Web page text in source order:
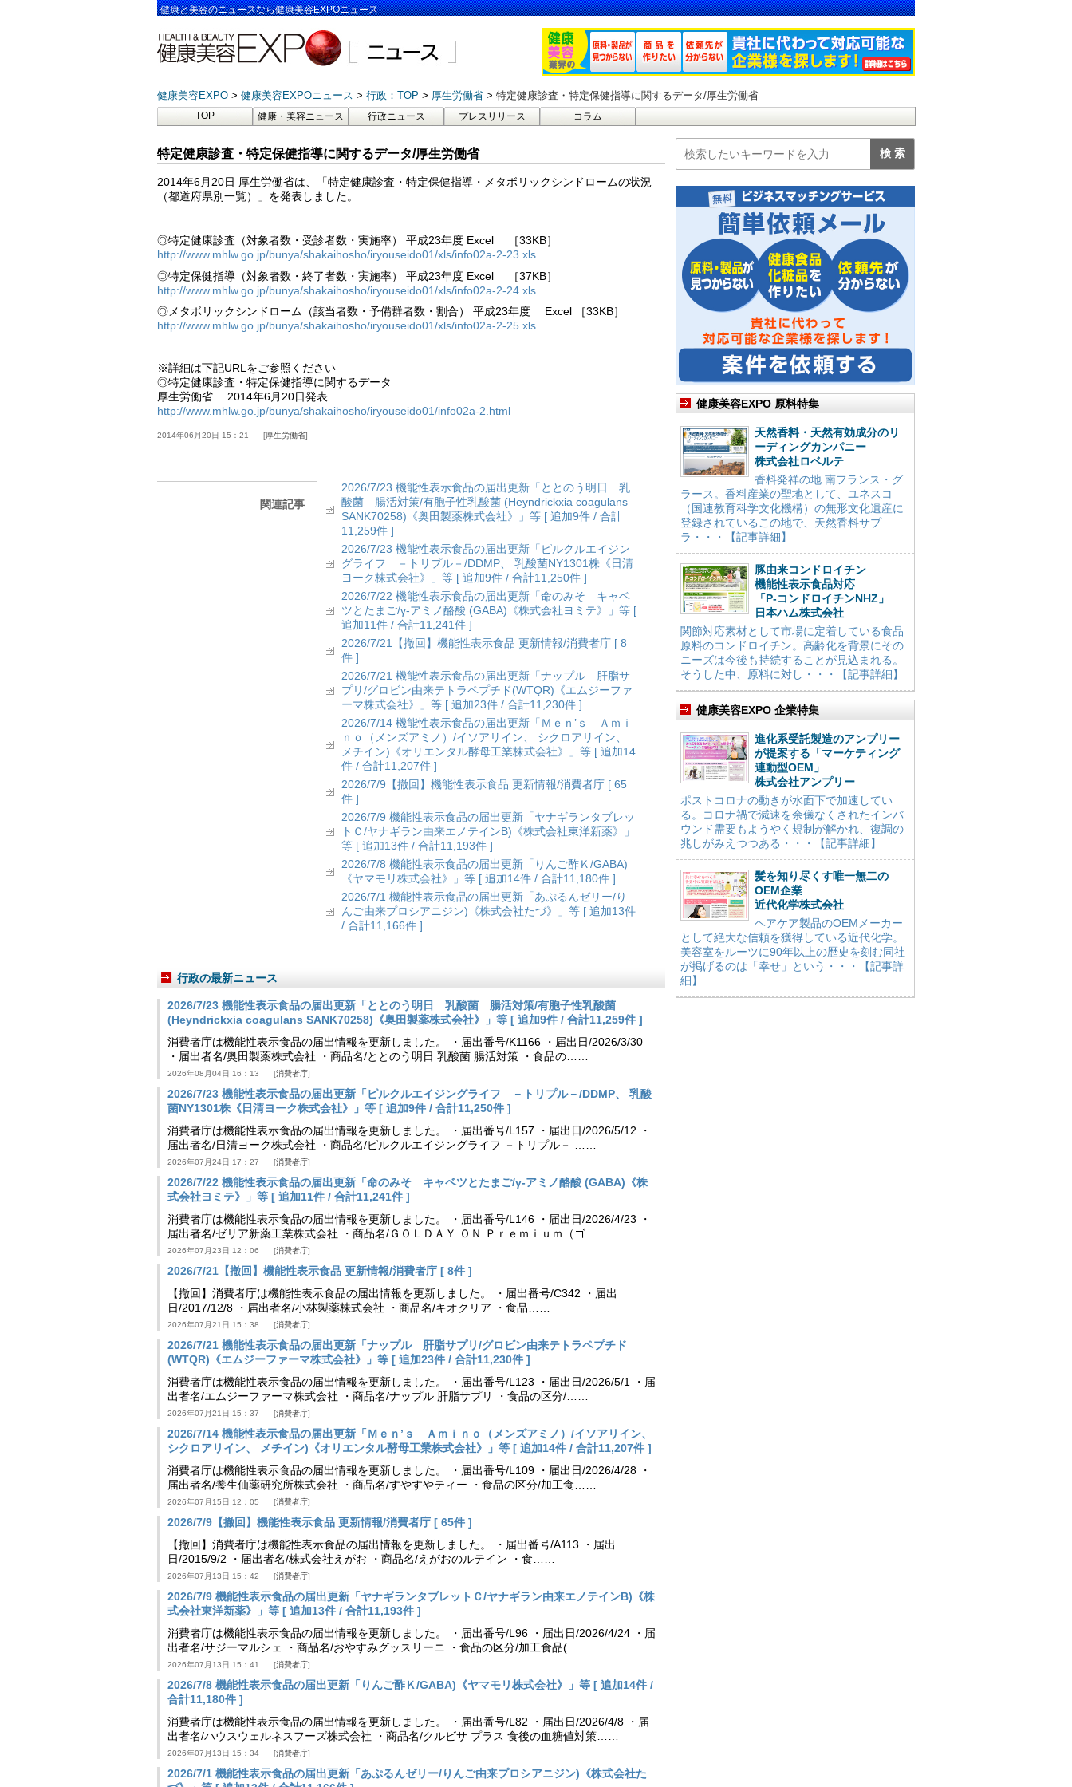
健康と美容のニュースなら健康美容EXPOニュース
健康美容EXPO 健康美容EXPOニュース 行政：TOP 厚生労働省 特定健康診査・特定保健指導に関するデータ/厚生労働省
TOP 健康・美容ニュース 行政ニュース プレスリリース コラム
特定健康診査・特定保健指導に関するデータ/厚生労働省
2014年6月20日 厚生労働省は、「特定健康診査・特定保健指導・メタボリックシンドロームの状況
（都道府県別一覧）」を発表しました。
◎特定健康診査（対象者数・受診者数・実施率） 平成23年度 Excel ［33KB］
http://www.mhlw.go.jp/bunya/shakaihosho/iryouseido01/xls/info02a-2-23.xls
◎特定保健指導（対象者数・終了者数・実施率） 平成23年度 Excel ［37KB］
http://www.mhlw.go.jp/bunya/shakaihosho/iryouseido01/xls/info02a-2-24.xls
◎メタボリックシンドローム（該当者数・予備群者数・割合） 平成23年度 Excel ［33KB］
http://www.mhlw.go.jp/bunya/shakaihosho/iryouseido01/xls/info02a-2-25.xls
※詳細は下記URLをご参照ください
◎特定健康診査・特定保健指導に関するデータ
厚生労働省 2014年6月20日発表
http://www.mhlw.go.jp/bunya/shakaihosho/iryouseido01/info02a-2.html
2014年06月20日 15：21 厚生労働省
関連記事
2026/7/23 機能性表示食品の届出更新「ととのう明日 乳
酸菌 腸活対策/有胞子性乳酸菌 (Heyndrickxia coagulans
SANK70258)《奥田製薬株式会社》」等 [ 追加9件 / 合計
11,259件 ]
2026/7/23 機能性表示食品の届出更新「ピルクルエイジン
グライフ －トリプル－/DDMP、 乳酸菌NY1301株《日清
ヨーク株式会社》」等 [ 追加9件 / 合計11,250件 ]
2026/7/22 機能性表示食品の届出更新「命のみそ キャベ
ツとたまご/γ-アミノ酪酸 (GABA)《株式会社ヨミテ》」等 [
追加11件 / 合計11,241件 ]
2026/7/21【撤回】機能性表示食品 更新情報/消費者庁 [ 8
件 ]
2026/7/21 機能性表示食品の届出更新「ナップル 肝脂サ
プリ/グロビン由来テトラペプチド(WTQR)《エムジーファ
ーマ株式会社》」等 [ 追加23件 / 合計11,230件 ]
2026/7/14 機能性表示食品の届出更新「Ｍｅｎ’ｓ Ａｍｉ
ｎｏ（メンズアミノ）/イソアリイン、 シクロアリイン、
メチイン)《オリエンタル酵母工業株式会社》」等 [ 追加14
件 / 合計11,207件 ]
2026/7/9【撤回】機能性表示食品 更新情報/消費者庁 [ 65
件 ]
2026/7/9 機能性表示食品の届出更新「ヤナギランタブレッ
トＣ/ヤナギラン由来エノテインB)《株式会社東洋新薬》」
等 [ 追加13件 / 合計11,193件 ]
2026/7/8 機能性表示食品の届出更新「りんご酢Ｋ/GABA)
《ヤマモリ株式会社》」等 [ 追加14件 / 合計11,180件 ]
2026/7/1 機能性表示食品の届出更新「あぷるんゼリー/り
んご由来プロシアニジン)《株式会社たづ》」等 [ 追加13件
/ 合計11,166件 ]
行政の最新ニュース
2026/7/23 機能性表示食品の届出更新「ととのう明日 乳酸菌 腸活対策/有胞子性乳酸菌
(Heyndrickxia coagulans SANK70258)《奥田製薬株式会社》」等 [ 追加9件 / 合計11,259件 ]
消費者庁は機能性表示食品の届出情報を更新しました。 ・届出番号/K1166 ・届出日/2026/3/30
・届出者名/奥田製薬株式会社 ・商品名/ととのう明日 乳酸菌 腸活対策 ・食品の……
2026年08月04日 16：13 消費者庁
2026/7/23 機能性表示食品の届出更新「ピルクルエイジングライフ －トリプル－/DDMP、 乳酸
菌NY1301株《日清ヨーク株式会社》」等 [ 追加9件 / 合計11,250件 ]
消費者庁は機能性表示食品の届出情報を更新しました。 ・届出番号/L157 ・届出日/2026/5/12 ・
届出者名/日清ヨーク株式会社 ・商品名/ピルクルエイジングライフ －トリプル－ ……
2026年07月24日 17：27 消費者庁
2026/7/22 機能性表示食品の届出更新「命のみそ キャベツとたまご/γ-アミノ酪酸 (GABA)《株
式会社ヨミテ》」等 [ 追加11件 / 合計11,241件 ]
消費者庁は機能性表示食品の届出情報を更新しました。 ・届出番号/L146 ・届出日/2026/4/23 ・
届出者名/ゼリア新薬工業株式会社 ・商品名/ＧＯＬＤＡＹ ＯＮ Ｐｒｅｍｉｕｍ（ゴ……
2026年07月23日 12：06 消費者庁
2026/7/21【撤回】機能性表示食品 更新情報/消費者庁 [ 8件 ]
【撤回】消費者庁は機能性表示食品の届出情報を更新しました。 ・届出番号/C342 ・届出
日/2017/12/8 ・届出者名/小林製薬株式会社 ・商品名/キオクリア ・食品……
2026年07月21日 15：38 消費者庁
2026/7/21 機能性表示食品の届出更新「ナップル 肝脂サプリ/グロビン由来テトラペプチド
(WTQR)《エムジーファーマ株式会社》」等 [ 追加23件 / 合計11,230件 ]
消費者庁は機能性表示食品の届出情報を更新しました。 ・届出番号/L123 ・届出日/2026/5/1 ・届
出者名/エムジーファーマ株式会社 ・商品名/ナップル 肝脂サプリ ・食品の区分/……
2026年07月21日 15：37 消費者庁
2026/7/14 機能性表示食品の届出更新「Ｍｅｎ’ｓ Ａｍｉｎｏ（メンズアミノ）/イソアリイン、
シクロアリイン、 メチイン)《オリエンタル酵母工業株式会社》」等 [ 追加14件 / 合計11,207件 ]
消費者庁は機能性表示食品の届出情報を更新しました。 ・届出番号/L109 ・届出日/2026/4/28 ・
届出者名/養生仙薬研究所株式会社 ・商品名/すやすやティー ・食品の区分/加工食……
2026年07月15日 12：05 消費者庁
2026/7/9【撤回】機能性表示食品 更新情報/消費者庁 [ 65件 ]
【撤回】消費者庁は機能性表示食品の届出情報を更新しました。 ・届出番号/A113 ・届出
日/2015/9/2 ・届出者名/株式会社えがお ・商品名/えがおのルテイン ・食……
2026年07月13日 15：42 消費者庁
2026/7/9 機能性表示食品の届出更新「ヤナギランタブレットＣ/ヤナギラン由来エノテインB)《株
式会社東洋新薬》」等 [ 追加13件 / 合計11,193件 ]
消費者庁は機能性表示食品の届出情報を更新しました。 ・届出番号/L96 ・届出日/2026/4/24 ・届
出者名/サジーマルシェ ・商品名/おやすみグッスリーニ ・食品の区分/加工食品(……
2026年07月13日 15：41 消費者庁
2026/7/8 機能性表示食品の届出更新「りんご酢Ｋ/GABA)《ヤマモリ株式会社》」等 [ 追加14件 /
合計11,180件 ]
消費者庁は機能性表示食品の届出情報を更新しました。 ・届出番号/L82 ・届出日/2026/4/8 ・届
出者名/ハウスウェルネスフーズ株式会社 ・商品名/クルビサ プラス 食後の血糖値対策……
2026年07月13日 15：34 消費者庁
2026/7/1 機能性表示食品の届出更新「あぷるんゼリー/りんご由来プロシアニジン)《株式会社た
健康美容EXPO 原料特集
天然香料・天然有効成分のリ
ーディングカンパニー
株式会社ロベルテ
香料発祥の地 南フランス・グ
ラース。香料産業の聖地として、ユネスコ
（国連教育科学文化機構）の無形文化遺産に
登録されているこの地で、天然香料サプ
ラ・・・【記事詳細】
豚由来コンドロイチン
機能性表示食品対応
「P-コンドロイチンNHZ」
日本ハム株式会社
関節対応素材として市場に定着している食品
原料のコンドロイチン。高齢化を背景にその
ニーズは今後も持続することが見込まれる。
そうした中、原料に対し・・・【記事詳細】
健康美容EXPO 企業特集
進化系受託製造のアンプリー
が提案する「マーケティング
連動型OEM」
株式会社アンプリー
ポストコロナの動きが水面下で加速してい
る。コロナ禍で減速を余儀なくされたインバ
ウンド需要もようやく規制が解かれ、復調の
兆しがみえつつある・・・【記事詳細】
髪を知り尽くす唯一無二の
OEM企業
近代化学株式会社
ヘアケア製品のOEMメーカー
として絶大な信頼を獲得している近代化学。
美容室をルーツに90年以上の歴史を刻む同社
が掲げるのは「幸せ」という・・・【記事詳
細】